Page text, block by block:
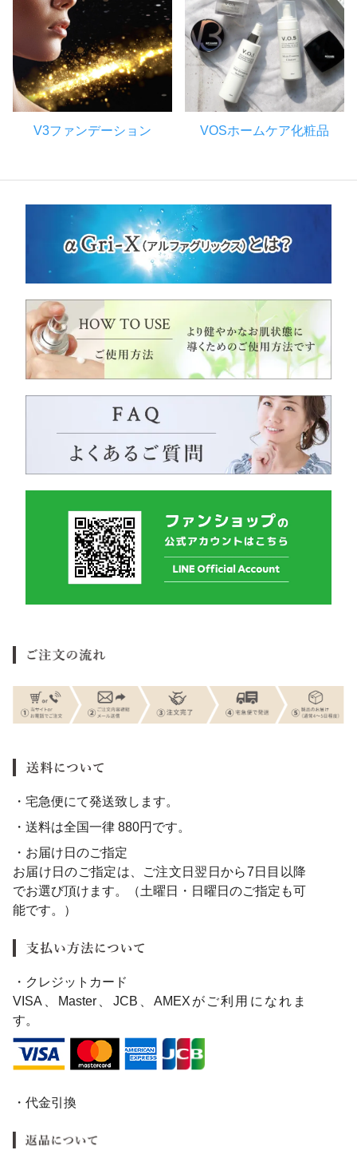
V3ファンデーション VOSホームケア化粧品
・宅急便にて発送致します。
・送料は全国一律 880円です。
・お届け日のご指定
お届け日のご指定は、ご注文日翌日から7日目以降
でお選び頂けます。（土曜日・日曜日のご指定も可
能です。）
・クレジットカード
VISA、Master、JCB、AMEXがご利用になれま
す。
・代金引換